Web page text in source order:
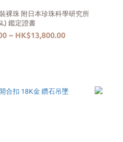
裸珠 附日本珍珠科學研究所
鑑定證書
~ HK$13,800.00